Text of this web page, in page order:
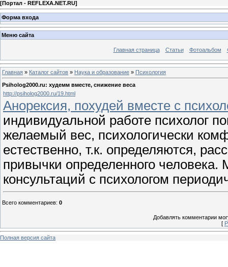
[Портал - REFLEXA.NET.RU]
Форма входа
Меню сайта
Главная страница Статьи Фотоальбом
Главная » Каталог сайтов » Наука и образование » Психология
Psiholog2000.ru: худемм вместе, снижение веса
http://psiholog2000.ru/19.html
Анорексия, похудей вместе с
индивидуальной работе психолог
желаемый вес, психологически
естественно, т.к. определяются,
привычки определенного
консультаций с психологом
Всего комментариев: 0
Добавлять комментарии
[
Полная версия сайта